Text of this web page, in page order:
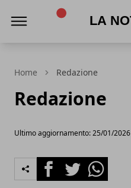
Home Redazione
Redazione
Ultimo aggiornamento: 25/01/2026
FacebookTwitterWhatsapp